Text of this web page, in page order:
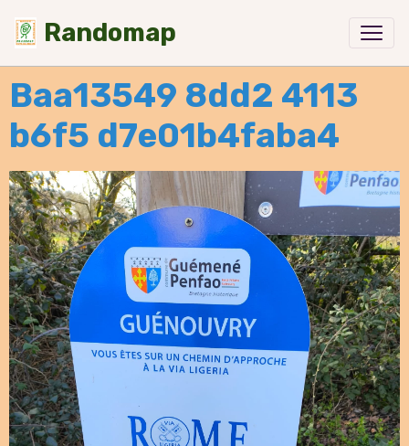
Randomap
Baa13549 8dd2 4113
b6f5 d7e01b4faba4